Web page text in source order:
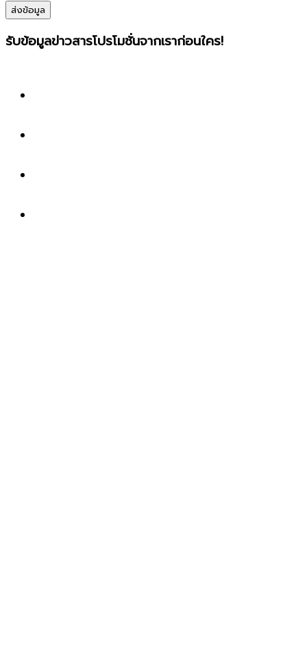
ส่งข้อมูล
รับข้อมูลข่าวสารโปรโมชั่นจากเราก่อนใคร!